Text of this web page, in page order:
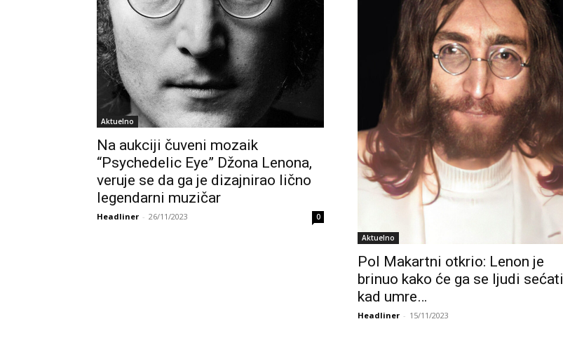
Aktuelno
Na aukciji čuveni mozaik
“Psychedelic Eye” Džona Lenona,
veruje se da ga je dizajnirao lično
legendarni muzičar
Headliner - 26/11/2023 0
Aktuelno
Pol Makartni otkrio: Lenon je
brinuo kako će ga se ljudi sećati
kad umre…
Headliner - 15/11/2023